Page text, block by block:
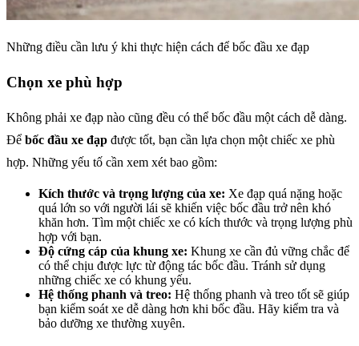
Những điều cần lưu ý khi thực hiện cách để bốc đầu xe đạp
Chọn xe phù hợp
Không phải xe đạp nào cũng đều có thể bốc đầu một cách dễ dàng.
Để bốc đầu xe đạp được tốt, bạn cần lựa chọn một chiếc xe phù
hợp. Những yếu tố cần xem xét bao gồm:
Kích thước và trọng lượng của xe: Xe đạp quá nặng hoặc
quá lớn so với người lái sẽ khiến việc bốc đầu trở nên khó
khăn hơn. Tìm một chiếc xe có kích thước và trọng lượng phù
hợp với bạn.
Độ cứng cáp của khung xe: Khung xe cần đủ vững chắc để
có thể chịu được lực từ động tác bốc đầu. Tránh sử dụng
những chiếc xe có khung yếu.
Hệ thống phanh và treo: Hệ thống phanh và treo tốt sẽ giúp
bạn kiểm soát xe dễ dàng hơn khi bốc đầu. Hãy kiểm tra và
bảo dưỡng xe thường xuyên.